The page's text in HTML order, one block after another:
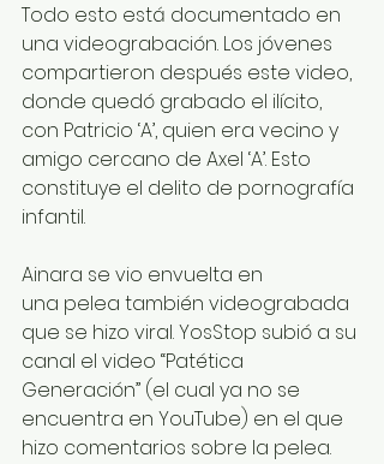
Todo esto está documentado en
una videograbación. Los jóvenes
compartieron después este video,
donde quedó grabado el ilícito,
con Patricio ‘A’, quien era vecino y
amigo cercano de Axel ‘A’. Esto
constituye el delito de pornografía
infantil.
Ainara se vio envuelta en
una pelea también videograbada
que se hizo viral. YosStop subió a su
canal el video “Patética
Generación” (el cual ya no se
encuentra en YouTube) en el que
hizo comentarios sobre la pelea.